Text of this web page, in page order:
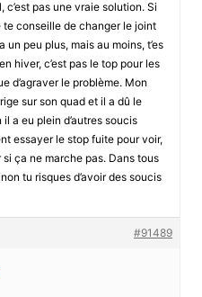
pas une vraie solution. Si
conseille de changer le joint
un peu plus, mais au moins, t’es
hiver, c’est pas le top pour les
d’agraver le problème. Mon
sur son quad et il a dû le
a eu plein d’autres soucis
essayer le stop fuite pour voir,
ça ne marche pas. Dans tous
tu risques d’avoir des soucis
#91489